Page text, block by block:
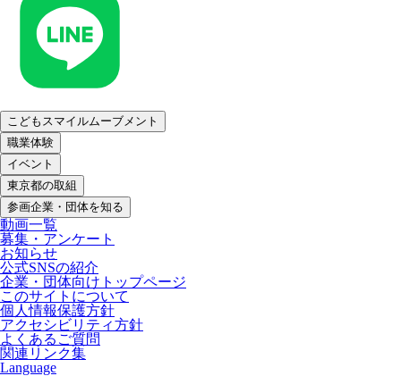
こどもスマイルムーブメント
職業体験
イベント
東京都の取組
参画企業・団体を知る
動画一覧
募集・アンケート
お知らせ
公式SNSの紹介
企業・団体向けトップページ
このサイトについて
個人情報保護方針
アクセシビリティ方針
よくあるご質問
関連リンク集
Language